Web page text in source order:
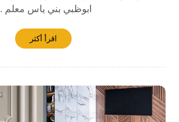
ابوظبي بني ياس معلم
اقرأ أكثر